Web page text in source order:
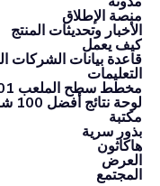
منصة الإطلاق
الأخبار وتحديثات المنتج
كيف يعمل
قاعدة بيانات الشركات
التعليمات
مخطط سطح الملعب 101
لوحة نتائج أفضل 100 شركة ناشئة
مكتبة
بذور سرية
هاكاثون
العرض
المجتمع